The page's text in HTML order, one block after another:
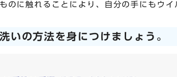
のに触れることにより、自分の手にもウ
いの方法を身につけましょう。